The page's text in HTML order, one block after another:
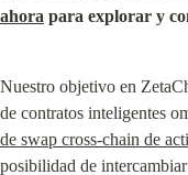
ahora para explorar y
Nuestro objetivo en
de contratos inteligentes
de swap cross-chain de
posibilidad de